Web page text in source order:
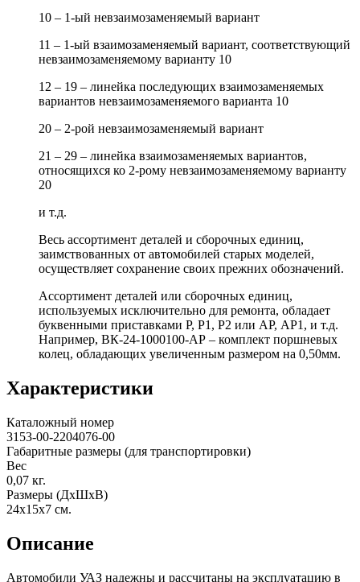
10 – 1-ый невзаимозаменяемый вариант
11 – 1-ый взаимозаменяемый вариант, соответствующий
невзаимозаменяемому варианту 10
12 – 19 – линейка последующих взаимозаменяемых
вариантов невзаимозаменяемого варианта 10
20 – 2-рой невзаимозаменяемый вариант
21 – 29 – линейка взаимозаменяемых вариантов,
относящихся ко 2-рому невзаимозаменяемому варианту
20
и т.д.
Весь ассортимент деталей и сборочных единиц,
заимствованных от автомобилей старых моделей,
осуществляет сохранение своих прежних обозначений.
Ассортимент деталей или сборочных единиц,
используемых исключительно для ремонта, обладает
буквенными приставками Р, Р1, Р2 или АР, АР1, и т.д.
Например, ВК-24-1000100-АР – комплект поршневых
колец, обладающих увеличенным размером на 0,50мм.
Характеристики
Каталожный номер
3153-00-2204076-00
Габаритные размеры (для транспортировки)
Вес
0,07 кг.
Размеры (ДхШхВ)
24х15х7 см.
Описание
Автомобили УАЗ надежны и рассчитаны на эксплуатацию в